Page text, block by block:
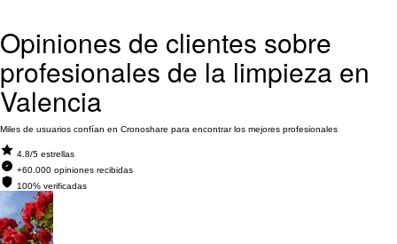
Opiniones de clientes sobre
profesionales de la limpieza en
Valencia
Miles de usuarios confían en Cronoshare para encontrar los mejores profesionales
4.8/5 estrellas
+60.000 opiniones recibidas
100% verificadas